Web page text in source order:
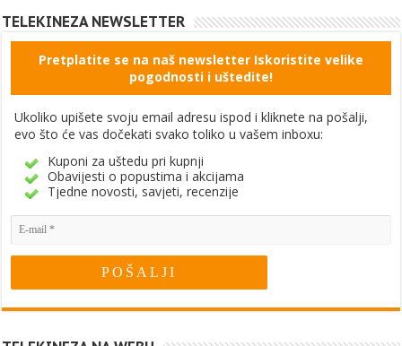
TELEKINEZA NEWSLETTER
Pretplatite se na naš newsletter Iskoristite velike
pogodnosti i uštedite!
Ukoliko upišete svoju email adresu ispod i kliknete na pošalji,
evo što će vas dočekati svako toliko u vašem inboxu:
Kuponi za uštedu pri kupnji
Obavijesti o popustima i akcijama
Tjedne novosti, savjeti, recenzije